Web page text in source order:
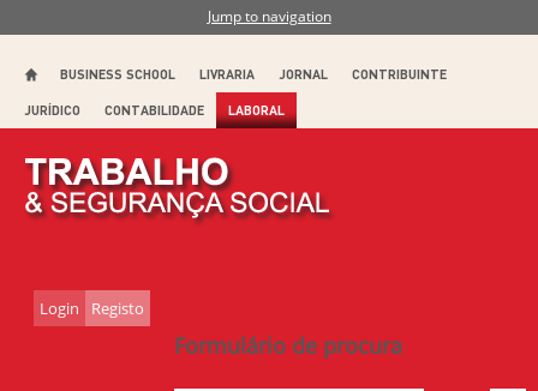
Jump to navigation
BUSINESS SCHOOL LIVRARIA JORNAL CONTRIBUINTE
JURÍDICO CONTABILIDADE LABORAL
Formulário de procura
Login Registo